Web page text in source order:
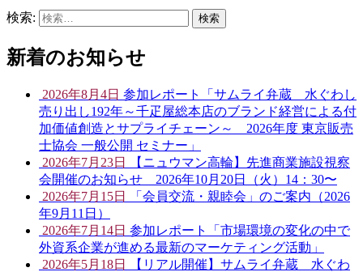
検索:
新着のお知らせ
2026年8月4日 参加レポート「サムライ弁蔵 水ぐわし
売り出し192年～千疋屋総本店のブランド経営による付
加価値創造とサプライチェーン～ 2026年度 東京販売
士協会 一般公開 セミナー」
2026年7月23日
【ニュウマン高輪】先進商業施設視察
会開催のお知らせ 2026年10月20日（火）14：30〜
2026年7月15日
「会員交流・親睦会」のご案内（2026
年9月11日）
2026年7月14日 参加レポート「市場環境の変化の中で
外資系企業が進める最新のマーケティング活動」
2026年5月18日
【リアル開催】サムライ弁蔵 水ぐわ